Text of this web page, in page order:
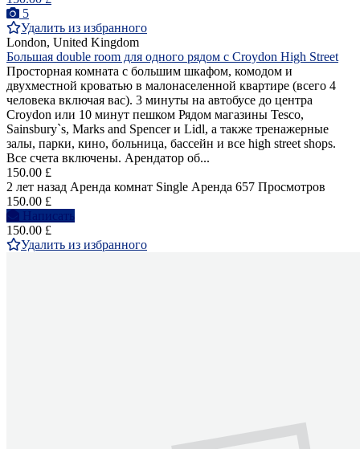
5
Удалить из избранного
London, United Kingdom
Большая double room для одного рядом с Croydon High Street
Просторная комната с большим шкафом, комодом и
двухместной кроватью в малонаселенной квартире (всего 4
человека включая вас). 3 минуты на автобусе до центра
Croydon или 10 минут пешком Рядом магазины Tesco,
Sainsbury`s, Marks and Spencer и Lidl, а также тренажерные
залы, парки, кино, больница, бассейн и все high street shops.
Все счета включены. Арендатор об...
150.00 £
2 лет назад Аренда комнат Single Аренда 657 Просмотров
150.00 £
Написать
150.00 £
Удалить из избранного